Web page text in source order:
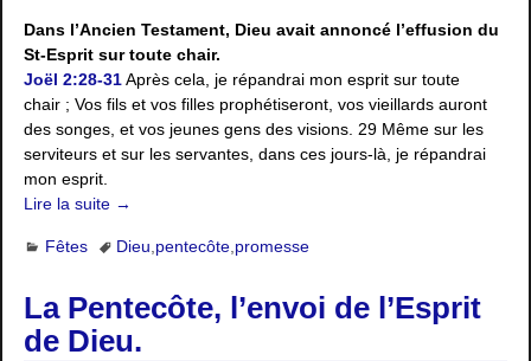
Dans l’Ancien Testament, Dieu avait annoncé l’effusion du
St-Esprit sur toute chair.
Joël 2:28-31Après cela, je répandrai mon esprit sur toute
chair ; Vos fils et vos filles prophétiseront, vos vieillards auront
des songes, et vos jeunes gens des visions. 29 Même sur les
serviteurs et sur les servantes, dans ces jours-là, je répandrai
mon esprit.
Lire la suite →
Fêtes Dieu pentecôte, promesse
La Pentecôte, l’envoi de l’Esprit
de Dieu.